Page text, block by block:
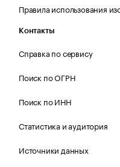
Правила использования
Контакты
Справка по сервису
Поиск по ОГРН
Поиск по ИНН
Статистика и аудитория
Источники данных